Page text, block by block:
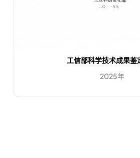
工信部科学技术成果鉴
2025年